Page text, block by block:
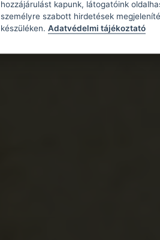
hozzájárulást kapunk, látogatóink
személyre szabott hirdetések
készüléken. Adatvédelmi tájékoztató